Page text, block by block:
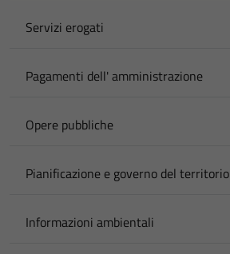
Servizi erogati
Pagamenti dell' amministrazione
Opere pubbliche
Pianificazione e governo del territorio
Informazioni ambientali